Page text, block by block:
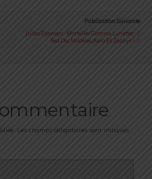
Publication Suivante
Julbo Eyewear : Mortelles Comme Lunettes :-)
Test Des Modèles Aero Et Zephyr !
Les champs obligatoires sont indiqués